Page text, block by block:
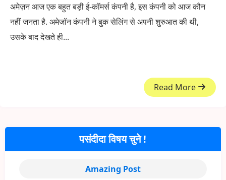
अमेज़न आज एक बहुत बड़ी ई-कॉमर्स कंपनी है, इस कंपनी को आज कौन
नहीं जनता है. अमेजॉन कंपनी ने बुक सेलिंग से अपनी शुरुआत की थी,
उसके बाद देखते ही...
Read More
पसंदीदा विषय चुने !
Amazing Post